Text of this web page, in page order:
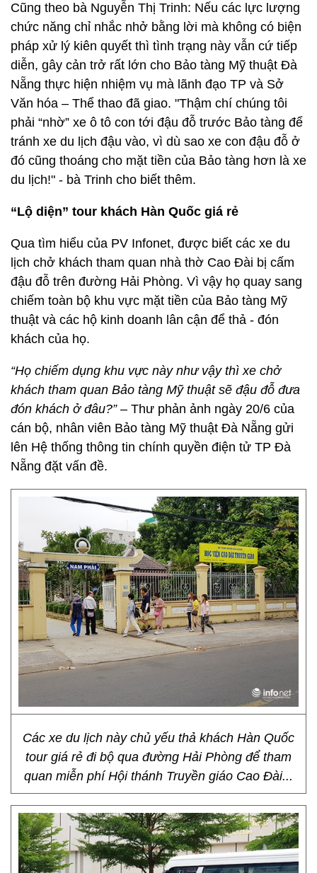
Cũng theo bà Nguyễn Thị Trinh: Nếu các lực lượng
chức năng chỉ nhắc nhở bằng lời mà không có biện
pháp xử lý kiên quyết thì tình trạng này vẫn cứ tiếp
diễn, gây cản trở rất lớn cho Bảo tàng Mỹ thuật Đà
Nẵng thực hiện nhiệm vụ mà lãnh đạo TP và Sở
Văn hóa – Thể thao đã giao. "Thậm chí chúng tôi
phải “nhờ” xe ô tô con tới đậu đỗ trước Bảo tàng để
tránh xe du lịch đậu vào, vì dù sao xe con đậu đỗ ở
đó cũng thoáng cho mặt tiền của Bảo tàng hơn là xe
du lịch!" - bà Trinh cho biết thêm.
“Lộ diện” tour khách Hàn Quốc giá rẻ
Qua tìm hiểu của PV Infonet, được biết các xe du
lịch chở khách tham quan nhà thờ Cao Đài bị cấm
đậu đỗ trên đường Hải Phòng. Vì vậy họ quay sang
chiếm toàn bộ khu vực mặt tiền của Bảo tàng Mỹ
thuật và các hộ kinh doanh lân cận để thả - đón
khách của họ.
“Họ chiếm dụng khu vực này như vậy thì xe chở
khách tham quan Bảo tàng Mỹ thuật sẽ đậu đỗ đưa
đón khách ở đâu?”– Thư phản ảnh ngày 20/6 của
cán bộ, nhân viên Bảo tàng Mỹ thuật Đà Nẵng gửi
lên Hệ thống thông tin chính quyền điện tử TP Đà
Nẵng đặt vấn đề.
Các xe du lịch này chủ yếu thả khách Hàn Quốc
tour giá rẻ đi bộ qua đường Hải Phòng để tham
quan miễn phí Hội thánh Truyền giáo Cao Đài...